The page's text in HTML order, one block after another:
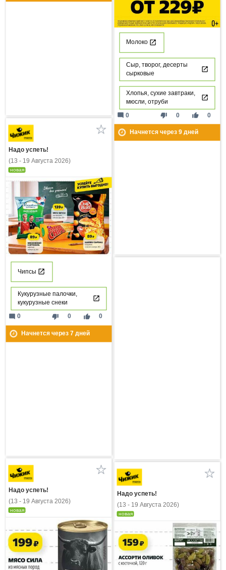
Молоко
Сыр, творог, десерты
сырковые
Хлопья, сухие завтраки,
мюсли, отруби
thumb_down 0 thumb_up 0
mode_comment 0
Начнется через 9дней
Надо успеть!
(13 - 19 Августа 2026)
новая
Чипсы
Кукурузные палочки,
кукурузные снеки
thumb_down 0 thumb_up 0
mode_comment 0
Начнется через 7дней
Надо успеть!
(13 - 19 Августа 2026)
новая
Надо успеть!
(13 - 19 Августа 2026)
новая